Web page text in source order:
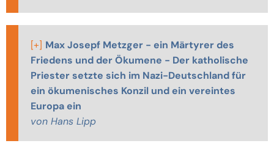
[+] Max Josepf Metzger - ein Märtyrer des
Friedens und der Ökumene - Der katholische
Priester setzte sich im Nazi-Deutschland für
ein ökumenisches Konzil und ein vereintes
Europa ein
von Hans Lipp